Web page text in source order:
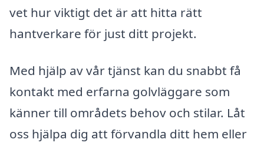
vet hur viktigt det är att hitta rätt
hantverkare för just ditt projekt.
Med hjälp av vår tjänst kan du snabbt få
kontakt med erfarna golvläggare som
känner till områdets behov och stilar. Låt
oss hjälpa dig att förvandla ditt hem eller